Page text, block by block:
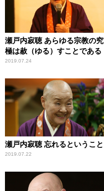
瀬戸内寂聴 あらゆる宗教の究
極は赦（ゆる）すことである
2019.07.24
瀬戸内寂聴 忘れるということ
2019.07.22